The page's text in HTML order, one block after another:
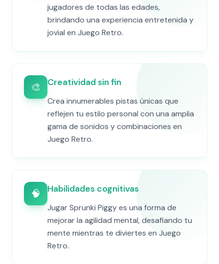
jugadores de todas las edades,
brindando una experiencia entretenida y
jovial en Juego Retro.
🎨 Creatividad sin fin
Crea innumerables pistas únicas que
reflejen tu estilo personal con una amplia
gama de sonidos y combinaciones en
Juego Retro.
🧠 Habilidades cognitivas
Jugar Sprunki Piggy es una forma de
mejorar la agilidad mental, desafiando tu
mente mientras te diviertes en Juego
Retro.